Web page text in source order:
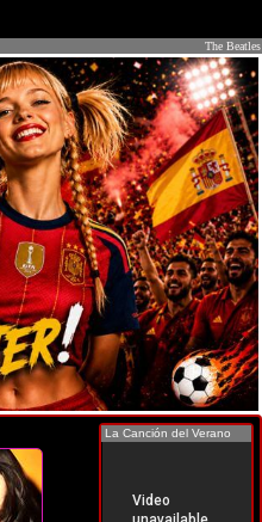
The Beatles
La Canción del Verano